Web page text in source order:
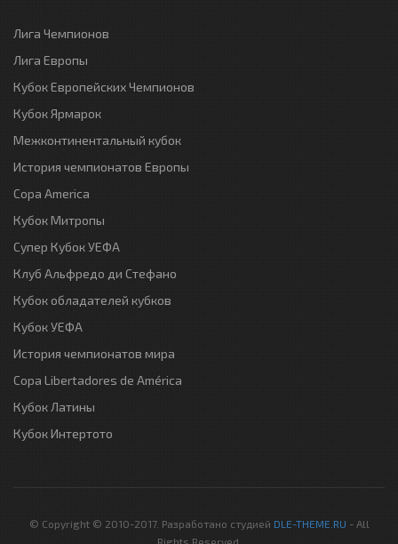
Лига Чемпионов
Лига Европы
Кубок Европейских Чемпионов
Кубок Ярмарок
Межконтинентальный кубок
История чемпионатов Европы
Copa America
Кубок Митропы
Супер Кубок УЕФА
Клуб Альфредо ди Стефано
Кубок обладателей кубков
Кубок УЕФА
История чемпионатов мира
Copa Libertadores de América
Кубок Латины
Кубок Интертото
© Copyright © 2010-2017. Разработано студией DLE-THEME.RU - All
Rights Reserved.